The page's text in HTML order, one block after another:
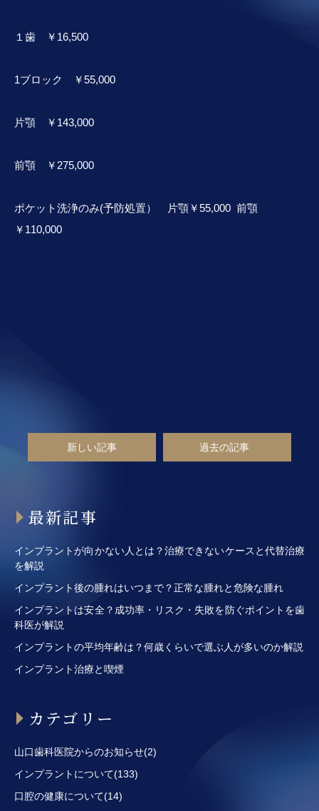
１歯 ￥16,500
1ブロック ￥55,000
片顎 ￥143,000
前顎 ￥275,000
ポケット洗浄のみ(予防処置） 片顎￥55,000 前顎
￥110,000
新しい記事 過去の記事
最新記事
インプラントが向かない人とは？治療できないケースと代替治療
を解説
インプラント後の腫れはいつまで？正常な腫れと危険な腫れ
インプラントは安全？成功率・リスク・失敗を防ぐポイントを歯
科医が解説
インプラントの平均年齢は？何歳くらいで選ぶ人が多いのか解説
インプラント治療と喫煙
カテゴリー
山口歯科医院からのお知らせ(2)
インプラントについて(133)
口腔の健康について(14)